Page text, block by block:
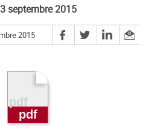
septembre 2015
2015